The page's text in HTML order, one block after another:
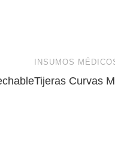
INSUMOS MÉDICOS
Tijeras Curvas